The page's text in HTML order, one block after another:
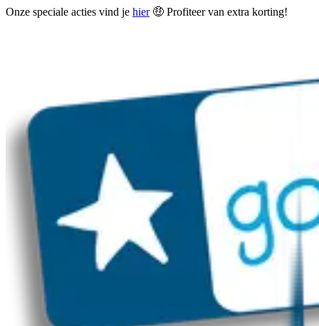
Onze speciale acties vind je hier🤑 Profiteer van extra korting!